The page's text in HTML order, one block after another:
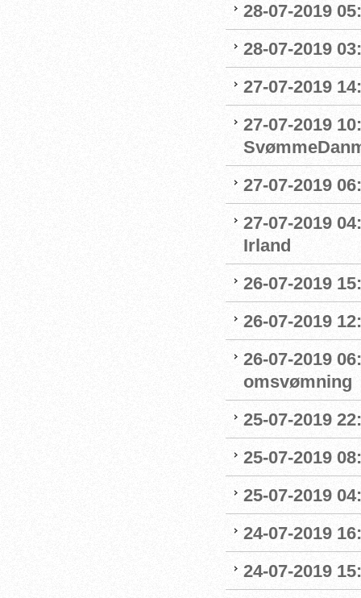
28-07-2019
28-07-2019
27-07-2019
27-07-2019
27-07-2019
27-07-2019
Irland
26-07-2019
26-07-2019
26-07-2019
omsvømning
25-07-2019
25-07-2019
25-07-2019
24-07-2019
24-07-2019